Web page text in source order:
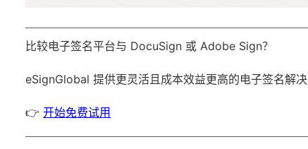
比较电子签名平台与 DocuSign 或 Adobe Sign？
eSignGlobal 提供更灵活且成本效益更高的电子签名解
👉 开始免费试用